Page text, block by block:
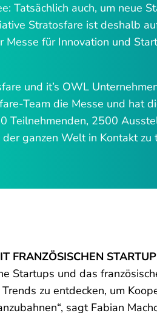
Tatsächlich auch, um neue
Stratosfare ist deshalb
Messe für Innovation und
und it’s OWL
Team die Messe und hat
Teilnehmenden, 2500
ganzen Welt in Kontakt zu
FRANZÖSISCHEN
Startups und das
zu entdecken, um
sagt Fabian